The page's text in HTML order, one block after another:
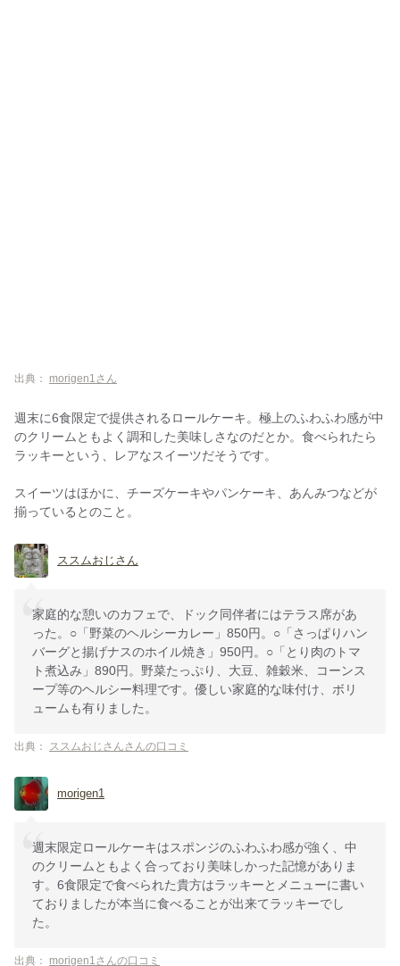
出典： morigen1さん
週末に6食限定で提供されるロールケーキ。極上のふわふわ感が中
のクリームともよく調和した美味しさなのだとか。食べられたら
ラッキーという、レアなスイーツだそうです。
スイーツはほかに、チーズケーキやパンケーキ、あんみつなどが
揃っているとのこと。
ススムおじさん
家庭的な憩いのカフェで、ドック同伴者にはテラス席があ
った。○「野菜のヘルシーカレー」850円。○「さっぱりハン
バーグと揚げナスのホイル焼き」950円。○「とり肉のトマ
ト煮込み」890円。野菜たっぷり、大豆、雑穀米、コーンス
ープ等のヘルシー料理です。優しい家庭的な味付け、ボリ
ュームも有りました。
出典： ススムおじさんさんの口コミ
morigen1
週末限定ロールケーキはスポンジのふわふわ感が強く、中
のクリームともよく合っており美味しかった記憶がありま
す。6食限定で食べられた貴方はラッキーとメニューに書い
ておりましたが本当に食べることが出来てラッキーでし
た。
出典： morigen1さんの口コミ